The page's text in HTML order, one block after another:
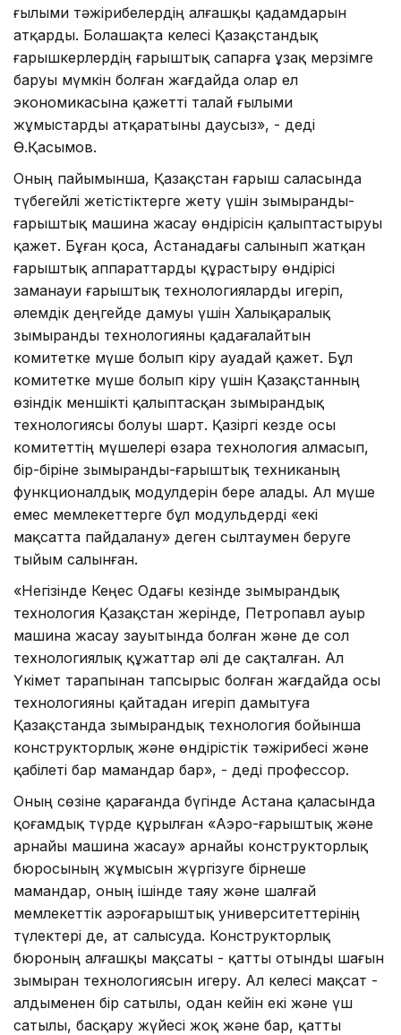
ғылыми тәжірибелердің алғашқы қадамдарын
атқарды. Болашақта келесі Қазақстандық
ғарышкерлердің ғарыштық сапарға ұзақ мерзімге
баруы мүмкін болған жағдайда олар ел
экономикасына қажетті талай ғылыми
жұмыстарды атқаратыны даусыз», - деді
Ө.Қасымов.
Оның пайымынша, Қазақстан ғарыш саласында
түбегейлі жетістіктерге жету үшін зымыранды-
ғарыштық машина жасау өндірісін қалыптастыруы
қажет. Бұған қоса, Астанадағы салынып жатқан
ғарыштық аппараттарды құрастыру өндірісі
заманауи ғарыштық технологияларды игеріп,
әлемдік деңгейде дамуы үшін Халықаралық
зымыранды технологияны қадағалайтын
комитетке мүше болып кіру ауадай қажет. Бұл
комитетке мүше болып кіру үшін Қазақстанның
өзіндік меншікті қалыптасқан зымырандық
технологиясы болуы шарт. Қазіргі кезде осы
комитеттің мүшелері өзара технология алмасып,
бір-біріне зымыранды-ғарыштық техниканың
функционалдық модулдерін бере алады. Ал мүше
емес мемлекеттерге бұл модульдерді «екі
мақсатта пайдалану» деген сылтаумен беруге
тыйым салынған.
«Негізінде Кеңес Одағы кезінде зымырандық
технология Қазақстан жерінде, Петропавл ауыр
машина жасау зауытында болған және де сол
технологиялық құжаттар әлі де сақталған. Ал
Үкімет тарапынан тапсырыс болған жағдайда осы
технологияны қайтадан игеріп дамытуға
Қазақстанда зымырандық технология бойынша
конструкторлық және өндірістік тәжірибесі және
қабілеті бар мамандар бар», - деді профессор.
Оның сөзіне қарағанда бүгінде Астана қаласында
қоғамдық түрде құрылған «Аэро-ғарыштық және
арнайы машина жасау» арнайы конструкторлық
бюросының жұмысын жүргізуге бірнеше
мамандар, оның ішінде таяу және шалғай
мемлекеттік аэроғарыштық университеттерінің
түлектері де, ат салысуда. Конструкторлық
бюроның алғашқы мақсаты - қатты отынды шағын
зымыран технологиясын игеру. Ал келесі мақсат -
алдыменен бір сатылы, одан кейін екі және үш
сатылы, басқару жүйесі жоқ және бар, қатты